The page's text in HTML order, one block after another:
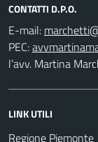
CONTATTI D.P.O.
E-mail:
PEC:
l’avv. Martina
LINK UTILI
Regione Piemonte